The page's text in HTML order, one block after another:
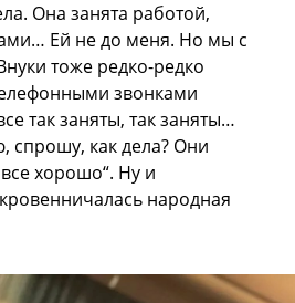
Она занята работой,
Ей не до меня. Но мы с
тоже редко-редко
звонками
так заняты, так заняты…
спрошу, как дела? Они
хорошо“. Ну и
народная